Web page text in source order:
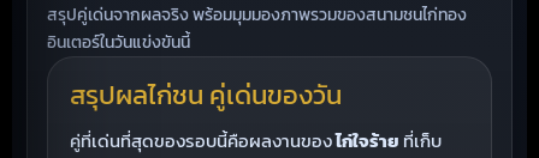
สรุปคู่เด่นจากผลจริง พร้อมมุมมองภาพรวมของสนามชนไก่ทอง
อินเตอร์ในวันแข่งขันนี้
สรุปผลไก่ชน คู่เด่นของวัน
คู่ที่เด่นที่สุดของรอบนี้คือผลงานของไก่ใจร้าย ที่เก็บ